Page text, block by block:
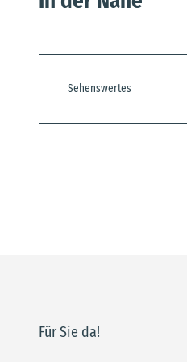
Sehenswertes
Für Sie da!